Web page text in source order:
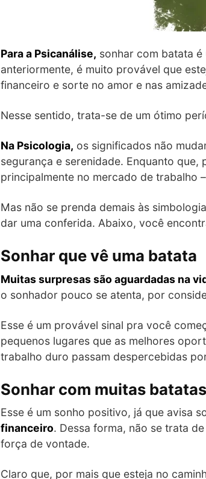
Para a Psicanálise, sonhar com batata
anteriormente, é muito provável que
financeiro e sorte no amor e nas
Nesse sentido, trata-se de um ótimo
Na Psicologia, os significados não
segurança e serenidade. Enquanto
principalmente no mercado de trabalho
Mas não se prenda demais às
dar uma conferida. Abaixo, você
Sonhar que vê uma batata
Muitas surpresas são aguardadas na
o sonhador pouco se atenta, por
Esse é um provável sinal pra você
pequenos lugares que as melhores
trabalho duro passam despercebidas
Sonhar com muitas batatas
Esse é um sonho positivo, já que avisa
financeiro. Dessa forma, não se trata
força de vontade.
Claro que, por mais que esteja no